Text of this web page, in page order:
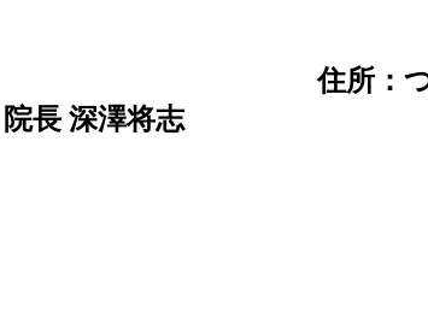
住所：
長 深澤将志